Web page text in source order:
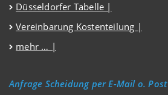
Düsseldorfer Tabelle |
Vereinbarung Kostenteilung |
mehr … |
Anfrage Scheidung per E-Mail o. Post